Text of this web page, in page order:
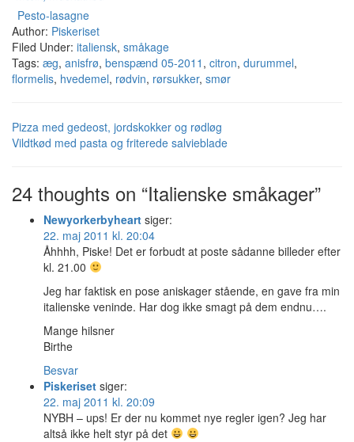
Pesto-lasagne
Author: Piskeriset
Filed Under: italiensk, småkage
Tags: æg, anisfrø, benspænd 05-2011 , citron, durummel,
flormelis, hvedemel, rødvin, rørsukker, smør
Pizza med gedeost, jordskokker og rødløg
Vildtkød med pasta og friterede salvieblade
24 thoughts on “Italienske småkager”
Newyorkerbyheart siger:
22. maj 2011 kl. 20:04
Åhhhh, Piske! Det er forbudt at poste sådanne billeder efter
kl. 21.00
Jeg har faktisk en pose aniskager stående, en gave fra min
italienske veninde. Har dog ikke smagt på dem endnu….
Mange hilsner
Birthe
Besvar
Piskeriset siger:
22. maj 2011 kl. 20:09
NYBH – ups! Er der nu kommet nye regler igen? Jeg har
altså ikke helt styr på det